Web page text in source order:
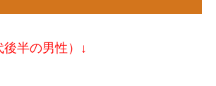
半の男性）↓